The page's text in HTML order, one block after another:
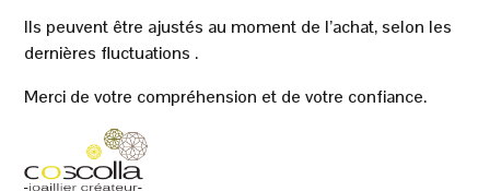
cette alliance possède un style unique qui
anneaux apporte du caractère tout en conservant
une élégance discrète.
Découvrez également notre sélection d’
Ils peuvent être ajustés au moment de l’achat, selon les
dernières fluctuations .
Merci de votre compréhension et de votre confiance.